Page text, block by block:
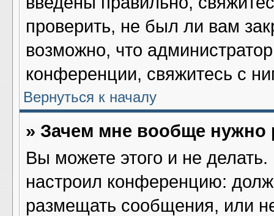
проверить, не был ли вам
возможно, что
конференции, свяжитесь с
Вернуться к началу
» Зачем мне вообще нужно
Вы можете этого и не делать.
настроил конференцию:
размещать сообщения, или